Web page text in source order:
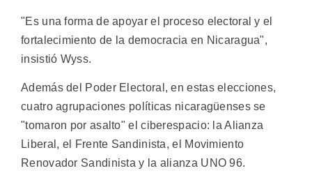
"Es una forma de apoyar el proceso electoral y el
fortalecimiento de la democracia en Nicaragua",
insistió Wyss.
Además del Poder Electoral, en estas elecciones,
cuatro agrupaciones políticas nicaragüenses se
"tomaron por asalto" el ciberespacio: la Alianza
Liberal, el Frente Sandinista, el Movimiento
Renovador Sandinista y la alianza UNO 96.